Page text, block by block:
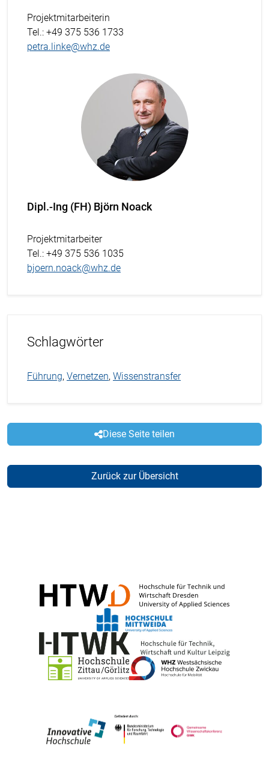
Projektmitarbeiterin
Tel.: +49 375 536 1733
petra.linke@whz.de
Dipl.-Ing (FH) Björn Noack
Projektmitarbeiter
Tel.: +49 375 536 1035
bjoern.noack@whz.de
Schlagwörter
Führung, Vernetzen, Wissenstransfer
Diese Seite teilen
Zurück zur Übersicht